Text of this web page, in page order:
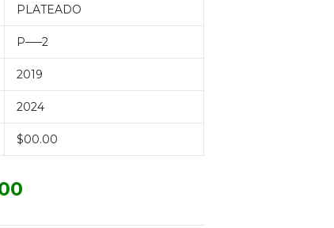
PLATEADO
P—–2
2019
2024
$00.00